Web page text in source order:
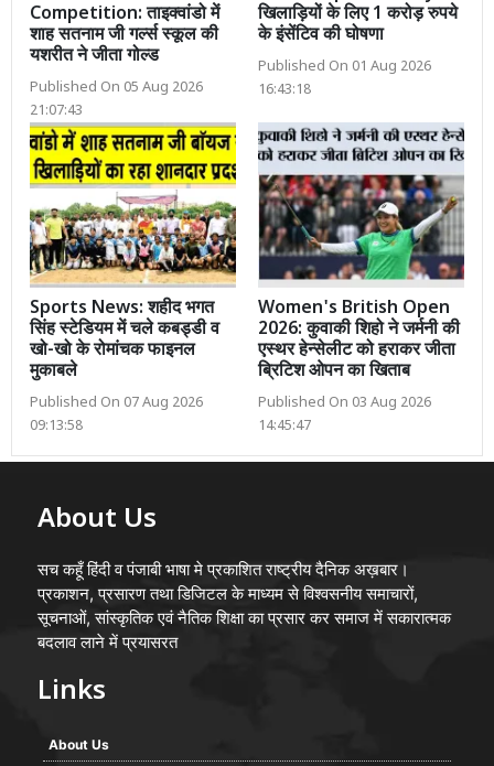
Competition: ताइक्वांडो में
शाह सतनाम जी गर्ल्स स्कूल की
यशरीत ने जीता गोल्ड
Published On 05 Aug 2026
21:07:43
खिलाड़ियों के लिए 1 करोड़ रुपये
के इंसेंटिव की घोषणा
Published On 01 Aug 2026
16:43:18
Sports News: शहीद भगत
सिंह स्टेडियम में चले कबड्डी व
खो-खो के रोमांचक फाइनल
मुकाबले
Published On 07 Aug 2026
09:13:58
Women's British Open
2026: कुवाकी शिहो ने जर्मनी की
एस्थर हेन्सेलीट को हराकर जीता
ब्रिटिश ओपन का खिताब
Published On 03 Aug 2026
14:45:47
About Us
सच कहूँ हिंदी व पंजाबी भाषा मे प्रकाशित राष्ट्रीय दैनिक अख़बार।
प्रकाशन, प्रसारण तथा डिजिटल के माध्यम से विश्वसनीय समाचारों,
सूचनाओं, सांस्कृतिक एवं नैतिक शिक्षा का प्रसार कर समाज में सकारात्मक
बदलाव लाने में प्रयासरत
Links
About Us